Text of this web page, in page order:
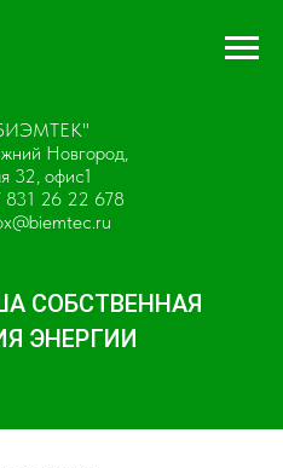
Новгород,
32, офис1
831 26 22 678
СОБСТВЕННАЯ
ЭНЕРГИИ